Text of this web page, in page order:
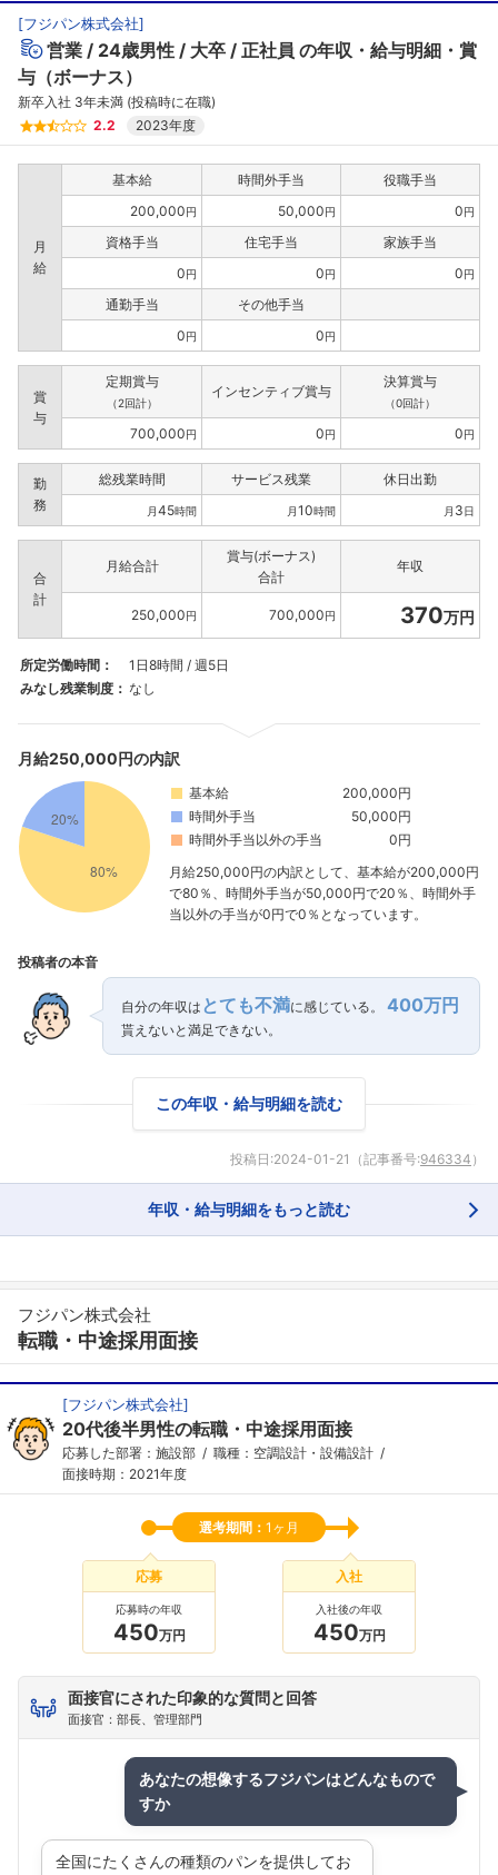
フォローしました
こちらの企業もフォローしませんか？
[フジパン株式会社]
営業 24歳男性 大卒 正社員 の年収・給与明細・賞
与（ボーナス）
新卒入社 3年未満 (投稿時に在職)
2.2
2023年度
月
給
基本給 時間外手当
役職手当
200,000円 50,000円 0円
資格手当 住宅手当
家族手当
0円 0円 0円
通勤手当
その他手当
0円 0円
賞
与
定期賞与
（2回計）
インセンティブ賞与
決算賞与
（0回計）
700,000円 0円 0円
勤
務
総残業時間 サービス残業 休日出勤
月45時間 月10時間 月 3日
合
計
月給合計
賞与(ボーナス)
合計
年収
250,000円 700,000円 370万円
所定労働時間：
1日8時間 / 週5日
みなし残業制度： なし
月給250,000円の内訳
基本給
200,000円
時間外手当
50,000円
時間外手当以外の手当
0円
月給250,000円の内訳として、基本給が200,000円
で80％、時間外手当が50,000円で20％、時間外手
当以外の手当が0円で0％となっています。
投稿者の本音
自分の年収は とても不満に感じている。 400万円
貰えないと満足できない。
この年収・給与明細を読む
投稿日:2024-01-21 （記事番号:946334 ）
年収・給与明細をもっと読む
フジパン株式会社
転職・中途採用面接
[フジパン株式会社]
20代後半男性の転職・中途採用面接
応募した部署：施設部
職種：空調設計・設備設計
面接時期：2021年度
選考期間： 1ヶ月
応募
応募時の年収
450万円
入社
入社後の年収
450万円
面接官にされた印象的な質問と回答
面接官：部長、管理部門
あなたの想像するフジパンはどんなもので
すか
全国にたくさんの種類のパンを提供してお